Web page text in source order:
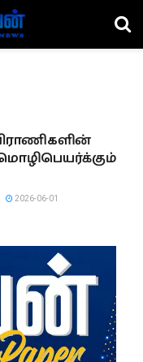
2026-06-01